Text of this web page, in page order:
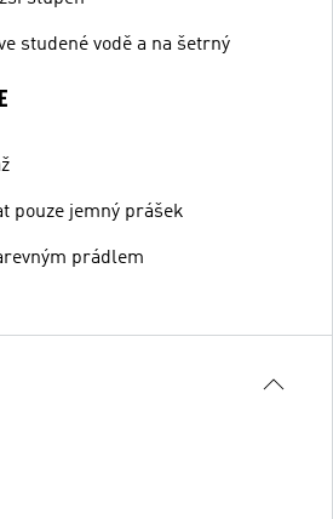
studené vodě a na šetrný
pouze jemný prášek
prádlem